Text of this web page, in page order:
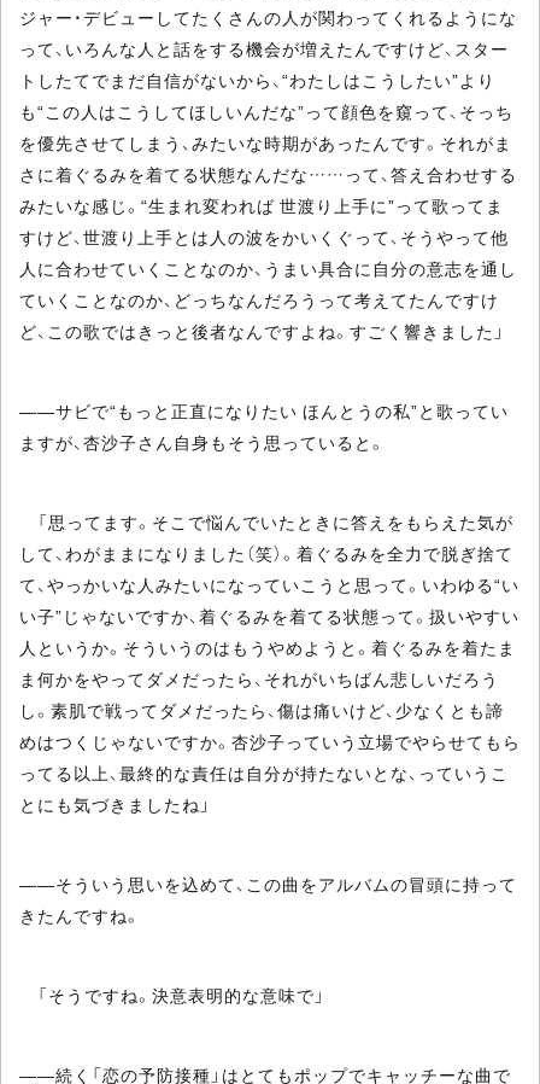
ジャー・デビューしてたくさんの人が関わってくれるようにな
って、いろんな人と話をする機会が増えたんですけど、スター
トしたてでまだ自信がないから、“わたしはこうしたい”より
も“この人はこうしてほしいんだな”って顔色を窺って、そっち
を優先させてしまう、みたいな時期があったんです。それがま
さに着ぐるみを着てる状態なんだな……って、答え合わせする
みたいな感じ。“生まれ変われば 世渡り上手に”って歌ってま
すけど、世渡り上手とは人の波をかいくぐって、そうやって他
人に合わせていくことなのか、うまい具合に自分の意志を通し
ていくことなのか、どっちなんだろうって考えてたんですけ
ど、この歌ではきっと後者なんですよね。すごく響きました」
――サビで“もっと正直になりたい ほんとうの私”と歌ってい
ますが、杏沙子さん自身もそう思っていると。
「思ってます。そこで悩んでいたときに答えをもらえた気が
して、わがままになりました（笑）。着ぐるみを全力で脱ぎ捨て
て、やっかいな人みたいになっていこうと思って。いわゆる“い
い子”じゃないですか、着ぐるみを着てる状態って。扱いやすい
人というか。そういうのはもうやめようと。着ぐるみを着たま
ま何かをやってダメだったら、それがいちばん悲しいだろう
し。素肌で戦ってダメだったら、傷は痛いけど、少なくとも諦
めはつくじゃないですか。杏沙子っていう立場でやらせてもら
ってる以上、最終的な責任は自分が持たないとな、っていうこ
とにも気づきましたね」
――そういう思いを込めて、この曲をアルバムの冒頭に持って
きたんですね。
「そうですね。決意表明的な意味で」
――続く「恋の予防接種」はとてもポップでキャッチーな曲で